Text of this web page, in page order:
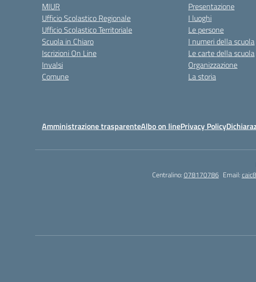
MIUR
Ufficio Scolastico Regionale
Ufficio Scolastico Territoriale
Scuola in Chiaro
Iscrizioni On Line
Invalsi
Comune
Presentazione
I luoghi
Le persone
I numeri della scuola
Le carte della scuola
Organizzazione
La storia
Amministrazione trasparenteAlbo on linePrivacy Policy
Centralino:078170786 Email: